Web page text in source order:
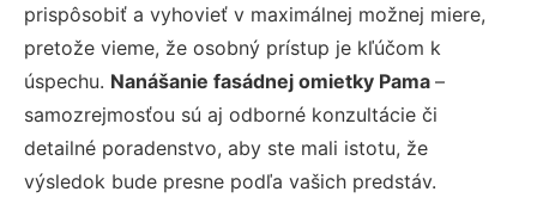
prispôsobiť a vyhovieť v maximálnej možnej miere,
pretože vieme, že osobný prístup je kľúčom k
úspechu. Nanášanie fasádnej omietky Pama –
samozrejmosťou sú aj odborné konzultácie či
detailné poradenstvo, aby ste mali istotu, že
výsledok bude presne podľa vašich predstáv.